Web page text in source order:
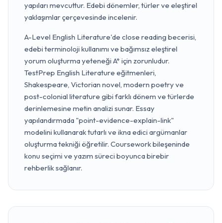
yapıları mevcuttur. Edebi dönemler, türler ve eleştirel
yaklaşımlar çerçevesinde incelenir.
A-Level English Literature'de close reading becerisi,
edebi terminoloji kullanımı ve bağımsız eleştirel
yorum oluşturma yeteneği A* için zorunludur.
TestPrep English Literature eğitmenleri,
Shakespeare, Victorian novel, modern poetry ve
post-colonial literature gibi farklı dönem ve türlerde
derinlemesine metin analizi sunar. Essay
yapılandırmada "point-evidence-explain-link"
modelini kullanarak tutarlı ve ikna edici argümanlar
oluşturma tekniği öğretilir. Coursework bileşeninde
konu seçimi ve yazım süreci boyunca birebir
rehberlik sağlanır.